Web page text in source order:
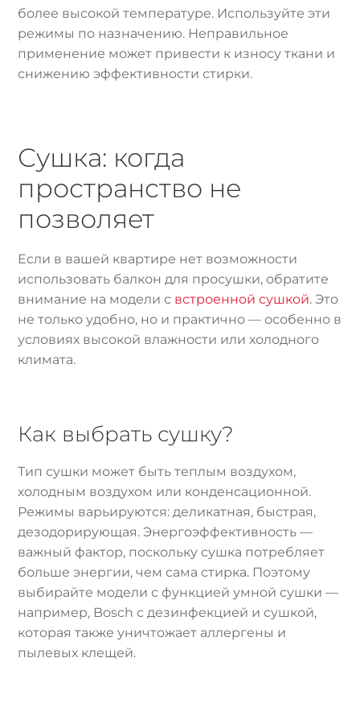
более высокой температуре. Используйте эти
режимы по назначению. Неправильное
применение может привести к износу ткани и
снижению эффективности стирки.
Сушка: когда
пространство не
позволяет
Если в вашей квартире нет возможности
использовать балкон для просушки, обратите
внимание на модели с встроенной сушкой. Это
не только удобно, но и практично — особенно в
условиях высокой влажности или холодного
климата.
Как выбрать сушку?
Тип сушки может быть теплым воздухом,
холодным воздухом или конденсационной.
Режимы варьируются: деликатная, быстрая,
дезодорирующая. Энергоэффективность —
важный фактор, поскольку сушка потребляет
больше энергии, чем сама стирка. Поэтому
выбирайте модели с функцией умной сушки —
например, Bosch с дезинфекцией и сушкой,
которая также уничтожает аллергены и
пылевых клещей.